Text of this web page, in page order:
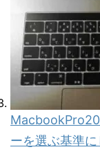
ーを選ぶ基準に